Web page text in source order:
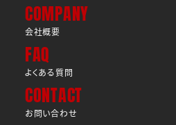
COMPANY
会社概要
FAQ
よくある質問
CONTACT
お問い合わせ